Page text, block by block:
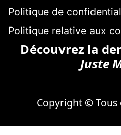
Politique de
Politique relative aux
Découvrez la
Juste
Copyright © Tous